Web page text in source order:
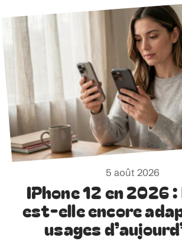
5 août 2026
IPhone 12 en 2026
est-elle encore
usages